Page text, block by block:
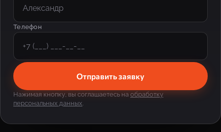
Телефон
Отправить заявку
Нажимая кнопку, вы соглашаетесь наобработку
персональных данных